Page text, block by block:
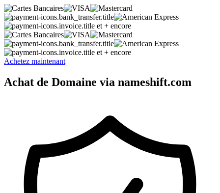
et + encore
et + encore
Achetez maintenant
Achat de Domaine via nameshift.com